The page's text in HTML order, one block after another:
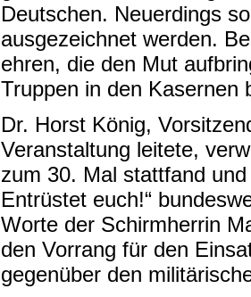
Deutschen. Neuerdings
ausgezeichnet werden.
ehren, die den Mut
Truppen in den Kasernen
Dr. Horst König,
Veranstaltung leitete,
zum 30. Mal stattfand
Entrüstet euch!“
Worte der Schirmherrin
den Vorrang für den
gegenüber den